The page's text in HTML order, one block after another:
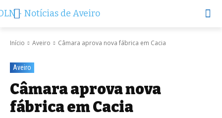
Início Aveiro Câmara aprova nova fábrica em Cacia
Aveiro
Câmara aprova nova
fábrica em Cacia